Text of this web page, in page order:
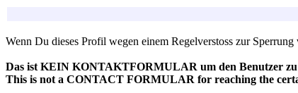
Wenn Du dieses Profil wegen einem Regelverstoss zur
Das ist KEIN KONTAKTFORMULAR um den Benutzer
This is not a CONTACT FORMULAR for reaching the